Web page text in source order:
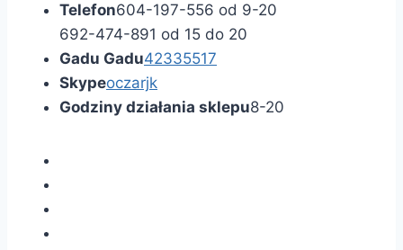
Telefon604-197-556 od 9-20
692-474-891 od 15 do 20
Gadu Gadu42335517
Skypeoczarjk
Godziny działania sklepu8-20